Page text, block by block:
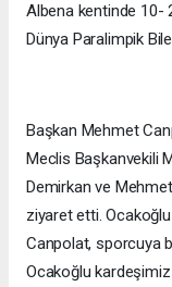
Albena kentinde 10-
Dünya Paralimpik
Başkan Mehmet
Meclis Başkanvekili
Demirkan ve
ziyaret etti.
Canpolat, sporcuya
Ocakoğlu